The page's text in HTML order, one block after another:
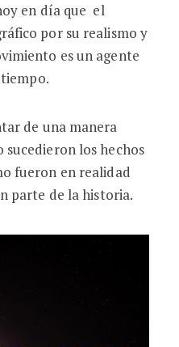
en día que el
por su realismo y
es un agente
de una manera
los hechos
fueron en realidad
parte de la historia.